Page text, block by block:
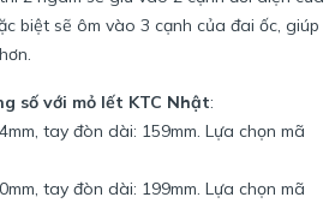
biệt sẽ ôm vào 3 cạnh của đai ốc, giúp
số với mỏ lết KTC Nhật:
tay đòn dài: 159mm. Lựa chọn mã
tay đòn dài: 199mm. Lựa chọn mã